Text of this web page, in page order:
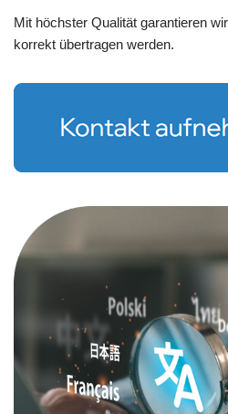
Mit höchster Qualität garantieren
korrekt übertragen werden.